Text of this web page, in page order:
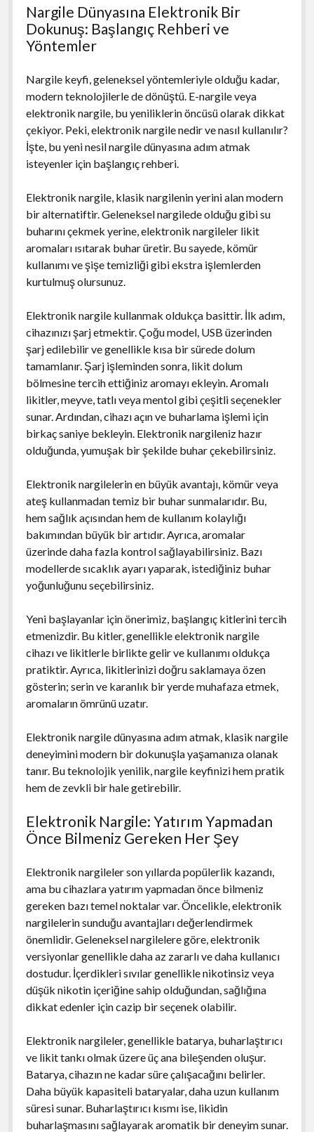
Nargile Dünyasına Elektronik Bir
Dokunuş: Başlangıç Rehberi ve
Yöntemler
Nargile keyfi, geleneksel yöntemleriyle olduğu kadar,
modern teknolojilerle de dönüştü. E-nargile veya
elektronik nargile, bu yeniliklerin öncüsü olarak dikkat
çekiyor. Peki, elektronik nargile nedir ve nasıl kullanılır?
İşte, bu yeni nesil nargile dünyasına adım atmak
isteyenler için başlangıç rehberi.
Elektronik nargile, klasik nargilenin yerini alan modern
bir alternatiftir. Geleneksel nargilede olduğu gibi su
buharını çekmek yerine, elektronik nargileler likit
aromaları ısıtarak buhar üretir. Bu sayede, kömür
kullanımı ve şişe temizliği gibi ekstra işlemlerden
kurtulmuş olursunuz.
Elektronik nargile kullanmak oldukça basittir. İlk adım,
cihazınızı şarj etmektir. Çoğu model, USB üzerinden
şarj edilebilir ve genellikle kısa bir sürede dolum
tamamlanır. Şarj işleminden sonra, likit dolum
bölmesine tercih ettiğiniz aromayı ekleyin. Aromalı
likitler, meyve, tatlı veya mentol gibi çeşitli seçenekler
sunar. Ardından, cihazı açın ve buharlama işlemi için
birkaç saniye bekleyin. Elektronik nargileniz hazır
olduğunda, yumuşak bir şekilde buhar çekebilirsiniz.
Elektronik nargilelerin en büyük avantajı, kömür veya
ateş kullanmadan temiz bir buhar sunmalarıdır. Bu,
hem sağlık açısından hem de kullanım kolaylığı
bakımından büyük bir artıdır. Ayrıca, aromalar
üzerinde daha fazla kontrol sağlayabilirsiniz. Bazı
modellerde sıcaklık ayarı yaparak, istediğiniz buhar
yoğunluğunu seçebilirsiniz.
Yeni başlayanlar için önerimiz, başlangıç kitlerini tercih
etmenizdir. Bu kitler, genellikle elektronik nargile
cihazı ve likitlerle birlikte gelir ve kullanımı oldukça
pratiktir. Ayrıca, likitlerinizi doğru saklamaya özen
gösterin; serin ve karanlık bir yerde muhafaza etmek,
aromaların ömrünü uzatır.
Elektronik nargile dünyasına adım atmak, klasik nargile
deneyimini modern bir dokunuşla yaşamanıza olanak
tanır. Bu teknolojik yenilik, nargile keyfinizi hem pratik
hem de zevkli bir hale getirebilir.
Elektronik Nargile: Yatırım Yapmadan
Önce Bilmeniz Gereken Her Şey
Elektronik nargileler son yıllarda popülerlik kazandı,
ama bu cihazlara yatırım yapmadan önce bilmeniz
gereken bazı temel noktalar var. Öncelikle, elektronik
nargilelerin sunduğu avantajları değerlendirmek
önemlidir. Geleneksel nargilelere göre, elektronik
versiyonlar genellikle daha az zararlı ve daha kullanıcı
dostudur. İçerdikleri sıvılar genellikle nikotinsiz veya
düşük nikotin içeriğine sahip olduğundan, sağlığına
dikkat edenler için cazip bir seçenek olabilir.
Elektronik nargileler, genellikle batarya, buharlaştırıcı
ve likit tankı olmak üzere üç ana bileşenden oluşur.
Batarya, cihazın ne kadar süre çalışacağını belirler.
Daha büyük kapasiteli bataryalar, daha uzun kullanım
süresi sunar. Buharlaştırıcı kısmı ise, likidin
buharlaşmasını sağlayarak aromatik bir deneyim sunar.